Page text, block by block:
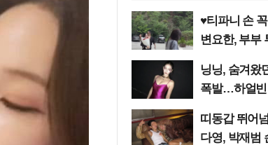
♥티파니 손
변요한, 부부
닝닝, 숨겨왔
폭발…하얼빈
띠동갑 뛰어
다영, 박재범